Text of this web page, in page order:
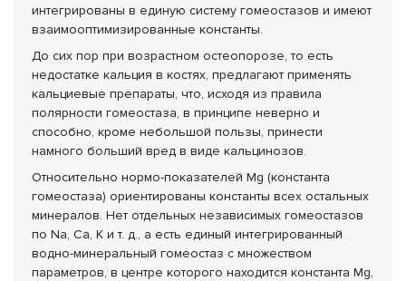
интегрированы в единую систему гомеостазов и имеют
взаимооптимизированные константы.
До сих пор при возрастном остеопорозе, то есть
недостатке кальция в костях, предлагают применять
кальциевые препараты, что, исходя из правила
полярности гомеостаза, в принципе неверно и
способно, кроме небольшой пользы, принести
намного больший вред в виде кальцинозов.
Относительно нормо-показателей Mg (константа
гомеостаза) ориентированы константы всех остальных
минералов. Нет отдельных независимых гомеостазов
по Na, Ca, К и т. д., а есть единый интегрированный
водно-минеральный гомеостаз с множеством
параметров, в центре которого находится константа Mg,